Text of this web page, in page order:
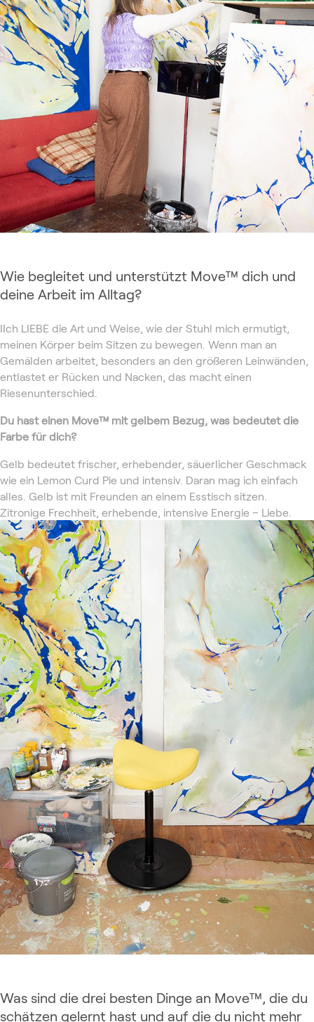
Wie begleitet und unterstützt Move™ dich und
deine Arbeit im Alltag?
IIch LIEBE die Art und Weise, wie der Stuhl mich ermutigt,
meinen Körper beim Sitzen zu bewegen. Wenn man an
Gemälden arbeitet, besonders an den größeren Leinwänden,
entlastet er Rücken und Nacken, das macht einen
Riesenunterschied.
Du hast einen Move™ mit gelbem Bezug, was bedeutet die
Farbe für dich?
Gelb bedeutet frischer, erhebender, säuerlicher Geschmack
wie ein Lemon Curd Pie und intensiv. Daran mag ich einfach
alles. Gelb ist mit Freunden an einem Esstisch sitzen.
Zitronige Frechheit, erhebende, intensive Energie – Liebe.
Was sind die drei besten Dinge an Move™, die du
schätzen gelernt hast und auf die du nicht mehr